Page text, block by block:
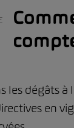
les dégâts
en